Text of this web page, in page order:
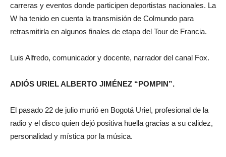
carreras y eventos donde participen deportistas nacionales. La
W ha tenido en cuenta la transmisión de Colmundo para
retrasmitirla en algunos finales de etapa del Tour de Francia.
Luis Alfredo, comunicador y docente, narrador del canal Fox.
ADIÓS URIEL ALBERTO JIMÉNEZ “POMPIN”.
El pasado 22 de julio murió en Bogotá Uriel, profesional de la
radio y el disco quien dejó positiva huella gracias a su calidez,
personalidad y mística por la música.